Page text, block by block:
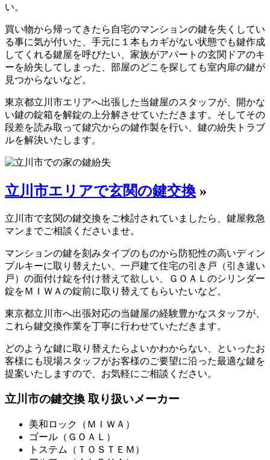
い。
買い物から帰ってきたら自宅のマンションの鍵を失くしてい
る事に気が付いた、手元に１本もカギがない状態でも鍵作成
してくれる鍵屋を呼びたい、家族がアパートの玄関ドアのキ
ーを紛失してしまった、部屋のどこを探しても室内扉の鍵が
見つからないなど。
東京都立川市エリアへ出張した当鍵屋のスタッフが、開かな
い鍵の錠箱を解錠の上分解させていただきます。そしてその
段差を読み取って鍵穴からの鍵作製を行い、鍵の紛失トラブ
ルを解決いたします。
立川市エリアで玄関の鍵交換 »
立川市で玄関の鍵交換をご検討されていましたら、鍵屋救急
マンまでご相談くださいませ。
マンションの鍵を刻みタイプのものから防犯性の高いディン
プルキーに取り替えたい、一戸建て住宅の引き戸（引き違い
戸）の面付け錠を付け替えて欲しい、ＧＯＡＬのシリンダー
錠をＭＩＷＡの錠前に取り替えてもらいたいなど。
東京都立川市へ出張対応の当鍵屋の経験豊かなスタッフが、
これら鍵交換作業を丁寧に行わせていただきます。
どのような鍵に取り替えたらよいかわからない、といったお
客様にも現場スタッフがお客様のご要望に沿った最適な鍵を
提案いたしますので、お気軽にご相談ください。
立川市の鍵交換 取り扱いメーカー
美和ロック（ＭＩＷＡ）
ゴール（ＧＯＡＬ）
トステム（ＴＯＳＴＥＭ）